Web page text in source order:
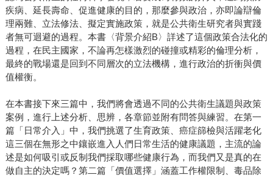
疾病、延長壽命、促進健康的目的，那麼參與政治，亦即論辯倫
理兩難、立法修法、擬定實施政策，就是公共衛生研究者與實踐
者無可迴避的過程。本書〈背景介紹B〉詳述了這個政策合法化的
過程，在民主國家，不論再怎樣激烈的碰撞或精彩的倫理分析，
最終的戰場還是回到不同層次的立法機構，進行政治的折衝與價
值權衡。
在本書接下來三篇中，我們將會透過不同的公共衛生議題與政策
案例，進行上述分析、思辨，各章節並附有問答與練習。在第一
篇「日常介入」中，我們挑選了生育政策、癌症篩檢與活躍老化
這三個在無形之中鑲嵌進入人們日常生活的健康議題，主流的論
述是如何吸引或反制我們採取哪些健康行為，而我們又是真的在
做自主的決定嗎？第二篇「價值選擇」涵蓋工作權限制、毒品除